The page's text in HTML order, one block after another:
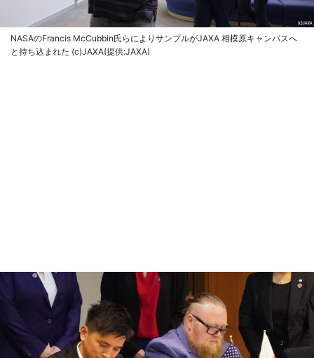
NASAのFrancis McCubbin氏らによりサンプルがJAXA 相模原キャンパスへ
と持ち込まれた (c)JAXA(提供:JAXA)